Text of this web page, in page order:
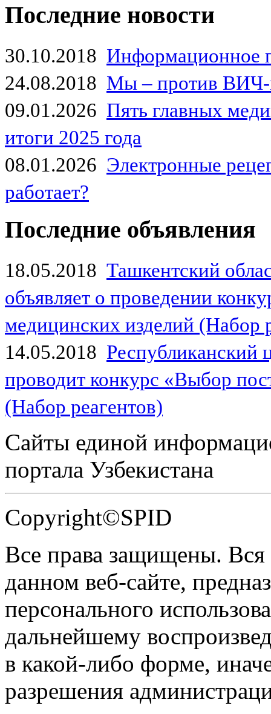
Последние новости
30.10.2018 Информационное
24.08.2018 Мы – против
09.01.2026 Пять главных
итоги 2025 года
08.01.2026 Электронные
работает?
Последние объявления
18.05.2018 Ташкентский
объявляет о проведении
медицинских изделий (Набор
14.05.2018
проводит конкурс «Выбор
(Набор реагентов)
Сайты единой
портала Узбекистана
Copyright©SPID
Все права защищены.
данном веб-сайте,
персонального
дальнейшему
в какой-либо форме,
разрешения